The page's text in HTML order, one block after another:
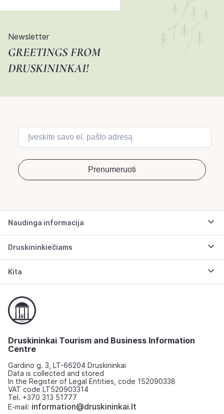
Newsletter
GREETINGS FROM
DRUSKININKAI!
Naudinga informacija
Druskininkiečiams
Kita
Druskininkai Tourism and Business Information
Centre
Gardino g. 3, LT-66204 Druskininkai
Data is collected and stored
In the Register of Legal Entities, code 152090338
VAT code LT520903314
Tel. +370 313 51777
E-mail: information@druskininkai.lt